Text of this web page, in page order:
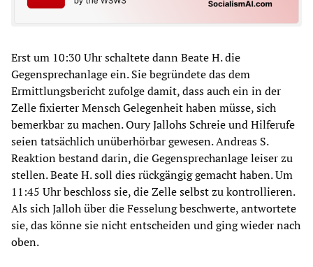
Erst um 10:30 Uhr schaltete dann Beate H. die
Gegensprechanlage ein. Sie begründete das dem
Ermittlungsbericht zufolge damit, dass auch ein in der
Zelle fixierter Mensch Gelegenheit haben müsse, sich
bemerkbar zu machen. Oury Jallohs Schreie und Hilferufe
seien tatsächlich unüberhörbar gewesen. Andreas S.
Reaktion bestand darin, die Gegensprechanlage leiser zu
stellen. Beate H. soll dies rückgängig gemacht haben. Um
11:45 Uhr beschloss sie, die Zelle selbst zu kontrollieren.
Als sich Jalloh über die Fesselung beschwerte, antwortete
sie, das könne sie nicht entscheiden und ging wieder nach
oben.